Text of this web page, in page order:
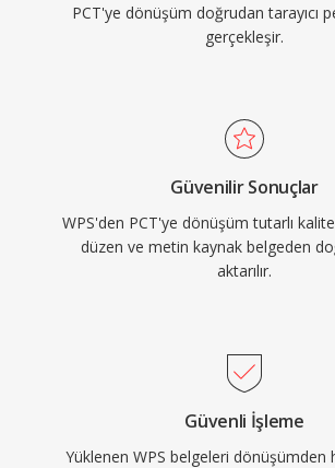
PCT'ye dönüşüm doğrudan tarayıcı
gerçekleşir.
Güvenilir Sonuçlar
WPS'den PCT'ye dönüşüm tutarlı
düzen ve metin kaynak belgeden
aktarılır.
Güvenli İşleme
Yüklenen WPS belgeleri dönüşümden